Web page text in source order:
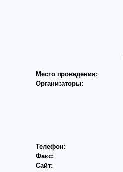
Место проведения:
Организаторы:
Телефон:
Факс:
Сайт: